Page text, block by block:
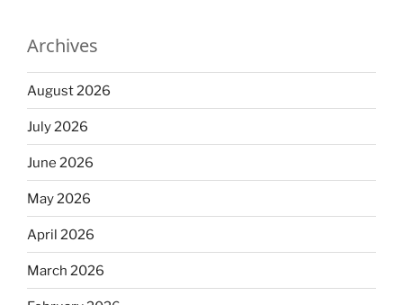
Archives
August 2026
July 2026
June 2026
May 2026
April 2026
March 2026